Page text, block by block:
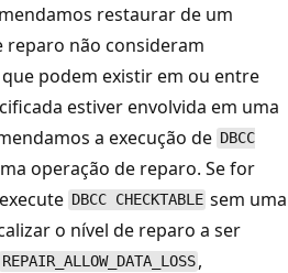
restaurar de um
reparo não consideram
podem existir em ou entre
estiver envolvida em uma
a execução de DBCC
operação de reparo. Se for
DBCC CHECKTABLE sem uma
o nível de reparo a ser
REPAIR_ALLOW_DATA_LOSS ,